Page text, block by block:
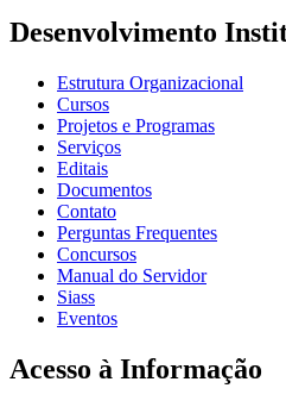
Desenvolvimento
Estrutura Organizacional
Cursos
Projetos e Programas
Serviços
Editais
Documentos
Contato
Perguntas Frequentes
Concursos
Manual do Servidor
Siass
Eventos
Acesso à Informação